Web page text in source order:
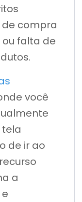
compra
falta de
você
de ir ao
a